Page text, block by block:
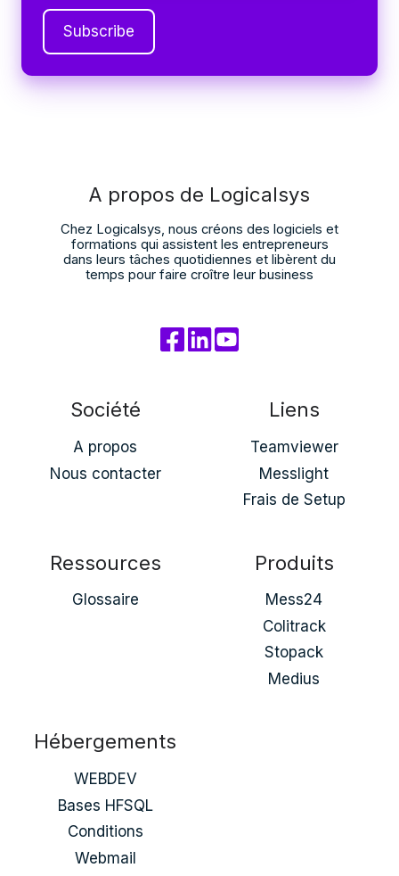
A propos de Logicalsys
Chez Logicalsys, nous créons des logiciels et
formations qui assistent les entrepreneurs
dans leurs tâches quotidiennes et libèrent du
temps pour faire croître leur business
Société
A propos
Nous contacter
Liens
Teamviewer
Messlight
Frais de Setup
Ressources
Glossaire
Produits
Mess24
Colitrack
Stopack
Medius
Hébergements
WEBDEV
Bases HFSQL
Conditions
Webmail